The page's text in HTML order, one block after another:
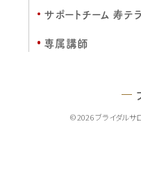
サポートチーム 寿テ
専属講師
© 2026 ブライダルサ